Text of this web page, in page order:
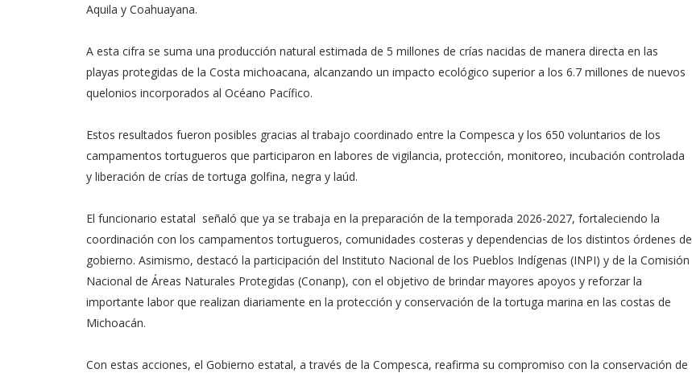
Aquila y Coahuayana.
A esta cifra se suma una producción natural estimada de 5 millones de crías nacidas de manera directa en las
playas protegidas de la Costa michoacana, alcanzando un impacto ecológico superior a los 6.7 millones de nuevos
quelonios incorporados al Océano Pacífico.
Estos resultados fueron posibles gracias al trabajo coordinado entre la Compesca y los 650 voluntarios de los
campamentos tortugueros que participaron en labores de vigilancia, protección, monitoreo, incubación controlada
y liberación de crías de tortuga golfina, negra y laúd.
El funcionario estatal señaló que ya se trabaja en la preparación de la temporada 2026-2027, fortaleciendo la
coordinación con los campamentos tortugueros, comunidades costeras y dependencias de los distintos órdenes de
gobierno. Asimismo, destacó la participación del Instituto Nacional de los Pueblos Indígenas (INPI) y de la Comisión
Nacional de Áreas Naturales Protegidas (Conanp), con el objetivo de brindar mayores apoyos y reforzar la
importante labor que realizan diariamente en la protección y conservación de la tortuga marina en las costas de
Michoacán.
Con estas acciones, el Gobierno estatal, a través de la Compesca, reafirma su compromiso con la conservación de